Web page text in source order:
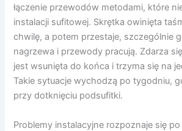
łączenie przewodów metodami, które
instalacji sufitowej. Skrętka owinięta
chwilę, a potem przestaje, szczególnie
nagrzewa i przewody pracują. Zdarza
jest wsunięta do końca i trzyma się na
Takie sytuacje wychodzą po tygodniu,
przy dotknięciu podsufitki.
Problemy instalacyjne rozpoznaje się po